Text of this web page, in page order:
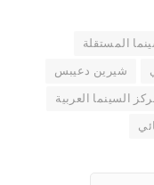
المستقلة
شيرين دعيبس
السينما العربية